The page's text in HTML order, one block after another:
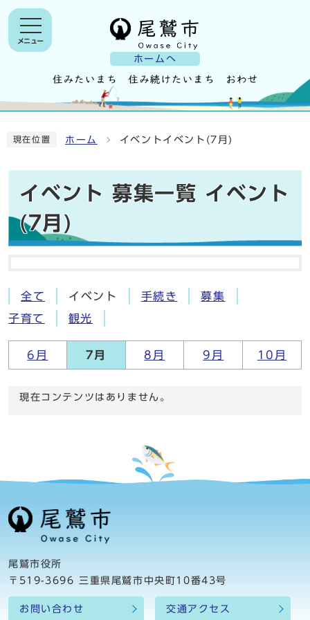
ホームへ
メニュー
現在位置 ホーム イベントイベント(7月)
イベント 募集一覧 イベント
(7月)
全て イベント 手続き
募集
子育て
観光
6月 7月 8月 9月 10月
現在コンテンツはありません。
尾鷲市役所
〒519-3696 三重県尾鷲市中央町10番43号
お問い合わせ 交通アクセス